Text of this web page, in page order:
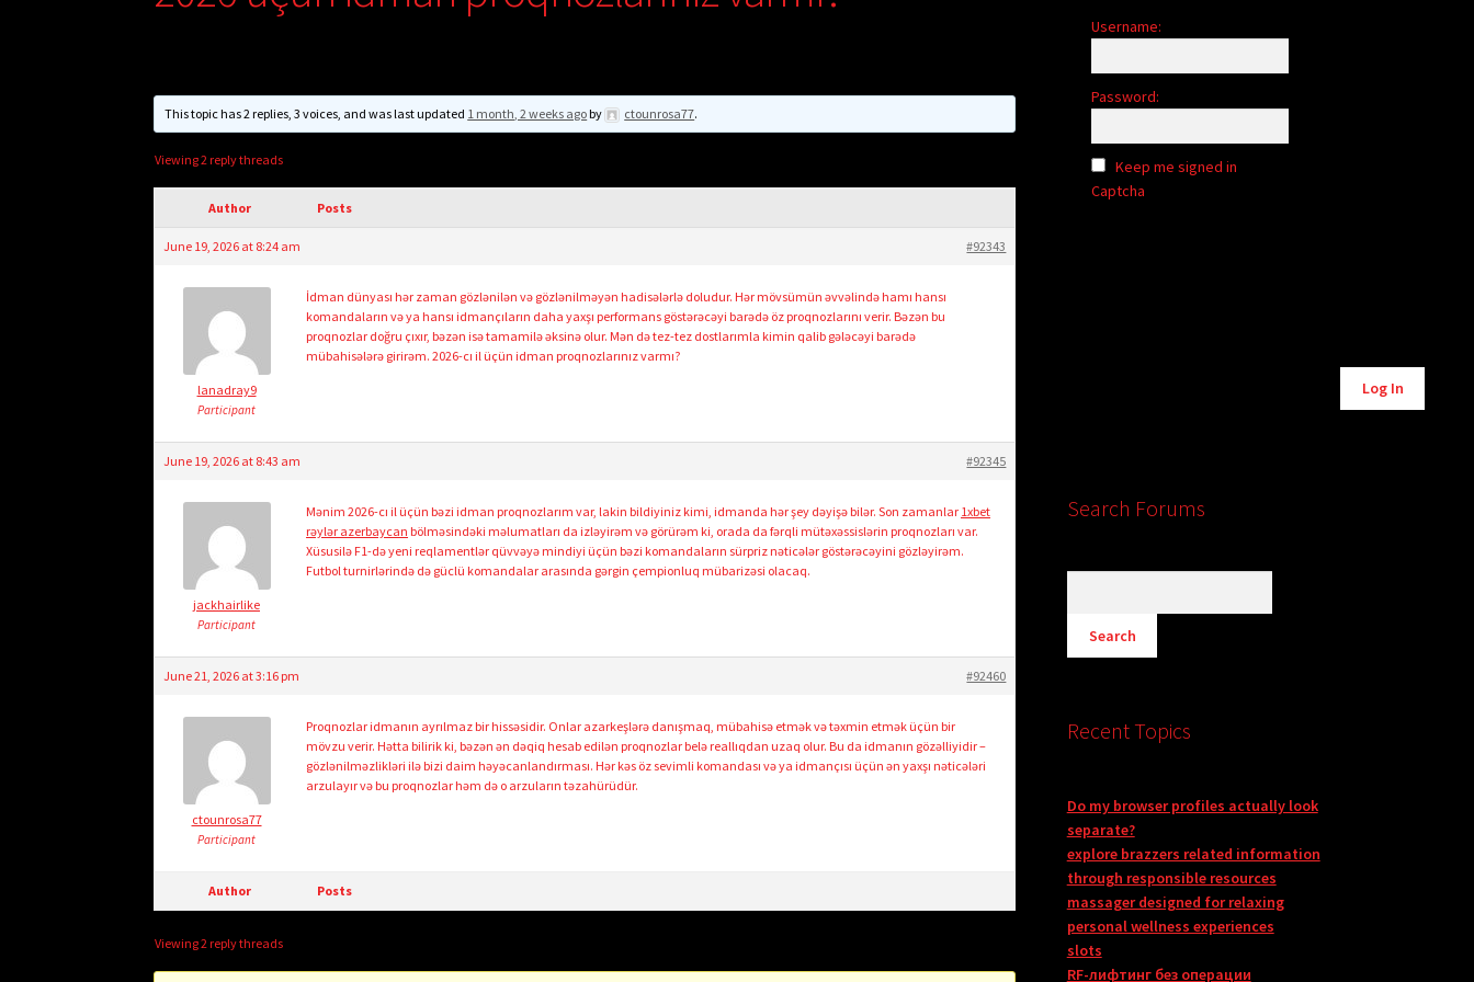
This topic has 2 replies, 3 voices, and was last updated 1 month, 2 weeks agoby ctounrosa77.
Viewing 2 reply threads
Author Posts
June 19, 2026 at 8:24 am #92343
lanadray9
Participant
İdman dünyası hər zaman gözlənilən və gözlənilməyən hadisələrlə doludur. Hər mövsümün əvvəlində hamı hansı
komandaların və ya hansı idmançıların daha yaxşı performans göstərəcəyi barədə öz proqnozlarını verir. Bəzən bu
proqnozlar doğru çıxır, bəzən isə tamamilə əksinə olur. Mən də tez-tez dostlarımla kimin qalib gələcəyi barədə
mübahisələrə girirəm. 2026-cı il üçün idman proqnozlarınız varmı?
June 19, 2026 at 8:43 am #92345
jackhairlike
Participant
Mənim 2026-cı il üçün bəzi idman proqnozlarım var, lakin bildiyiniz kimi, idmanda hər şey dəyişə bilər. Son zamanlar 1xbet
rəylər azerbaycan bölməsindəki məlumatları da izləyirəm və görürəm ki, orada da fərqli mütəxəssislərin proqnozları var.
Xüsusilə F1-də yeni reqlamentlər qüvvəyə mindiyi üçün bəzi komandaların sürpriz nəticələr göstərəcəyini gözləyirəm.
Futbol turnirlərində də güclü komandalar arasında gərgin çempionluq mübarizəsi olacaq.
June 21, 2026 at 3:16 pm #92460
ctounrosa77
Participant
Proqnozlar idmanın ayrılmaz bir hissəsidir. Onlar azarkeşlərə danışmaq, mübahisə etmək və təxmin etmək üçün bir
mövzu verir. Hətta bilirik ki, bəzən ən dəqiq hesab edilən proqnozlar belə reallıqdan uzaq olur. Bu da idmanın gözəlliyidir –
gözlənilməzlikləri ilə bizi daim həyəcanlandırması. Hər kəs öz sevimli komandası və ya idmançısı üçün ən yaxşı nəticələri
arzulayır və bu proqnozlar həm də o arzuların təzahürüdür.
Author Posts
Viewing 2 reply threads
Username:
Password:
Keep me signed in
Captcha
Log In
Search Forums
Recent Topics
Do my browser profiles actually look
separate?
explore brazzers related information
through responsible resources
massager designed for relaxing
personal wellness experiences
slots
RF-лифтинг без операции